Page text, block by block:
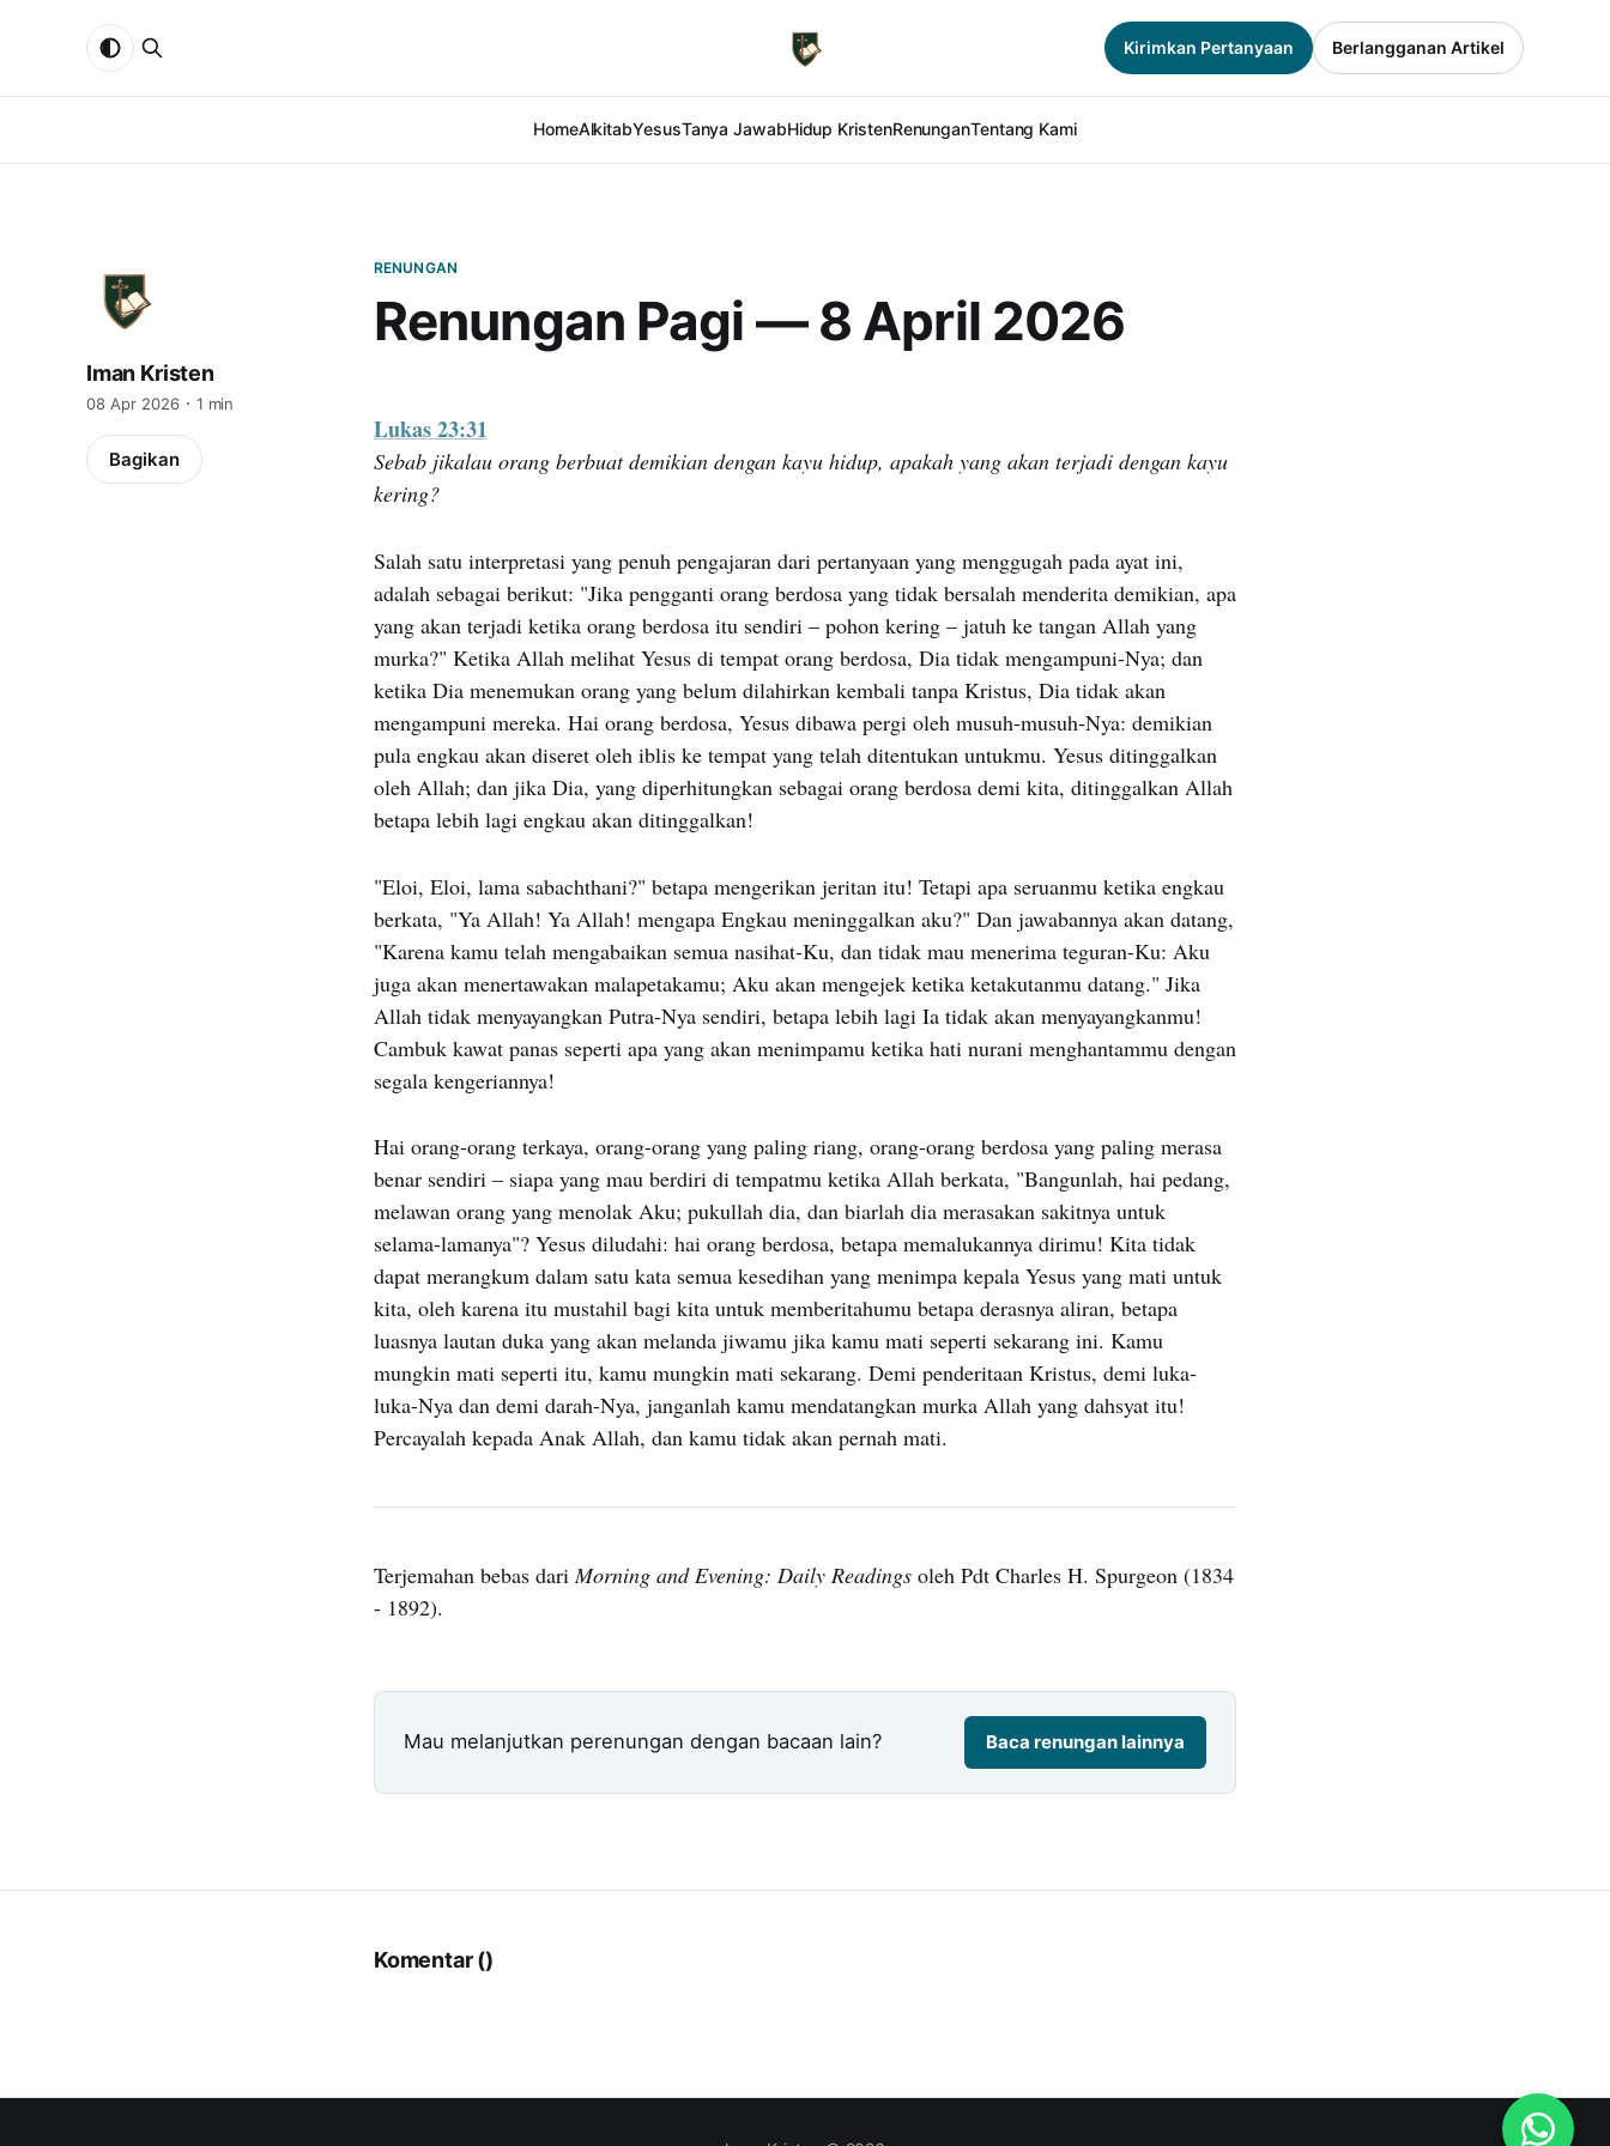
HomeAlkitabYesusTanya JawabHidup KristenRenunganTentang Kami
Kirimkan Pertanyaan Berlangganan Artikel
RENUNGAN
Renungan Pagi — 8 April 2026
Iman Kristen
08 Apr 2026 1 min
Bagikan
Lukas 23:31
Sebab jikalau orang berbuat demikian dengan kayu hidup, apakah yang akan terjadi dengan kayu
kering?
Salah satu interpretasi yang penuh pengajaran dari pertanyaan yang menggugah pada ayat ini,
adalah sebagai berikut: "Jika pengganti orang berdosa yang tidak bersalah menderita demikian, apa
yang akan terjadi ketika orang berdosa itu sendiri – pohon kering – jatuh ke tangan Allah yang
murka?" Ketika Allah melihat Yesus di tempat orang berdosa, Dia tidak mengampuni-Nya; dan
ketika Dia menemukan orang yang belum dilahirkan kembali tanpa Kristus, Dia tidak akan
mengampuni mereka. Hai orang berdosa, Yesus dibawa pergi oleh musuh-musuh-Nya: demikian
pula engkau akan diseret oleh iblis ke tempat yang telah ditentukan untukmu. Yesus ditinggalkan
oleh Allah; dan jika Dia, yang diperhitungkan sebagai orang berdosa demi kita, ditinggalkan Allah
betapa lebih lagi engkau akan ditinggalkan!
"Eloi, Eloi, lama sabachthani?" betapa mengerikan jeritan itu! Tetapi apa seruanmu ketika engkau
berkata, "Ya Allah! Ya Allah! mengapa Engkau meninggalkan aku?" Dan jawabannya akan datang,
"Karena kamu telah mengabaikan semua nasihat-Ku, dan tidak mau menerima teguran-Ku: Aku
juga akan menertawakan malapetakamu; Aku akan mengejek ketika ketakutanmu datang." Jika
Allah tidak menyayangkan Putra-Nya sendiri, betapa lebih lagi Ia tidak akan menyayangkanmu!
Cambuk kawat panas seperti apa yang akan menimpamu ketika hati nurani menghantammu dengan
segala kengeriannya!
Hai orang-orang terkaya, orang-orang yang paling riang, orang-orang berdosa yang paling merasa
benar sendiri – siapa yang mau berdiri di tempatmu ketika Allah berkata, "Bangunlah, hai pedang,
melawan orang yang menolak Aku; pukullah dia, dan biarlah dia merasakan sakitnya untuk
selama-lamanya"? Yesus diludahi: hai orang berdosa, betapa memalukannya dirimu! Kita tidak
dapat merangkum dalam satu kata semua kesedihan yang menimpa kepala Yesus yang mati untuk
kita, oleh karena itu mustahil bagi kita untuk memberitahumu betapa derasnya aliran, betapa
luasnya lautan duka yang akan melanda jiwamu jika kamu mati seperti sekarang ini. Kamu
mungkin mati seperti itu, kamu mungkin mati sekarang. Demi penderitaan Kristus, demi luka-
luka-Nya dan demi darah-Nya, janganlah kamu mendatangkan murka Allah yang dahsyat itu!
Percayalah kepada Anak Allah, dan kamu tidak akan pernah mati.
Terjemahan bebas dari Morning and Evening: Daily Readings oleh Pdt Charles H. Spurgeon (1834
- 1892).
Mau melanjutkan perenungan dengan bacaan lain? Baca renungan lainnya
Komentar ()